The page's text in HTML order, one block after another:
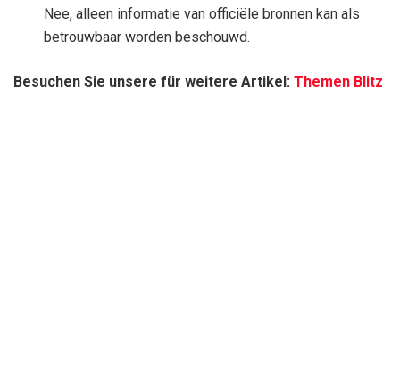
Nee, alleen informatie van officiële bronnen kan als
betrouwbaar worden beschouwd.
Besuchen Sie unsere für weitere Artikel: Themen Blitz